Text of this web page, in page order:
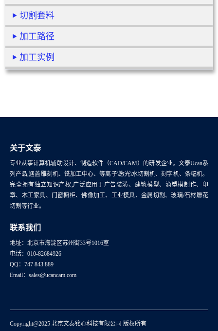
切割套料
加工路径
加工实例
关于文泰
专业从事计算机辅助设计、制造软件（CAD/CAM）的研发企业。文泰Ucan系
列产品,涵盖雕刻机、铣加工中心、等离子\激光\水切割机、刻字机、条幅机。
完全拥有独立知识产权,广泛应用于广告装潢、建筑模型、滴塑模制作、印
章、木工家具、门窗橱柜、佛像加工、工业模具、金属切割、玻璃/石材雕花
切割等行业。
联系我们
地址：北京市海淀区苏州街33号1016室
电话：010-82684926
QQ：747 843 889
Email：sales@ucancam.com
Copyright@2025 北京文泰铭心科技有限公司 版权所有